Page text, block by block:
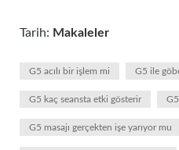
Tarih: Makaleler
G5 acılı bir işlem mi G5 ile
G5 kaç seansta etki gösterir
G5 masajı gerçekten işe yarıyor mu